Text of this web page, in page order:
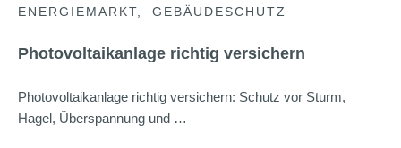
ENERGIEMARKT
GEBÄUDESCHUTZ
Photovoltaikanlage richtig versichern
Photovoltaikanlage richtig versichern: Schutz vor Sturm,
Hagel, Überspannung und …